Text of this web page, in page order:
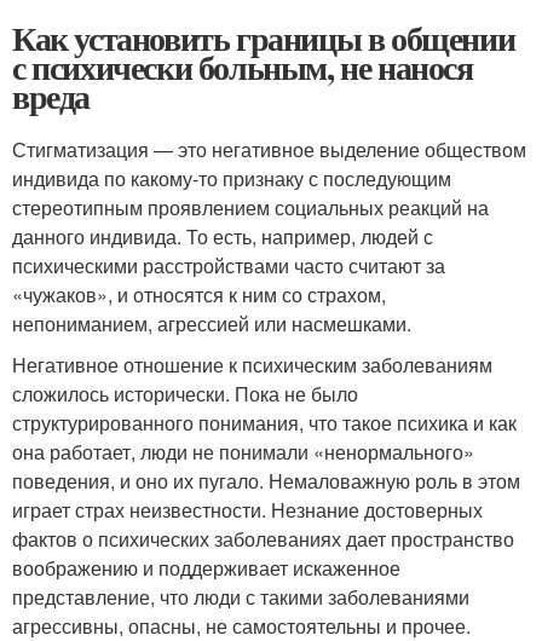
Как установить границы в общении
с психически больным, не нанося
вреда
Стигматизация — это негативное выделение обществом
индивида по какому-то признаку с последующим
стереотипным проявлением социальных реакций на
данного индивида. То есть, например, людей с
психическими расстройствами часто считают за
«чужаков», и относятся к ним со страхом,
непониманием, агрессией или насмешками.
Негативное отношение к психическим заболеваниям
сложилось исторически. Пока не было
структурированного понимания, что такое психика и как
она работает, люди не понимали «ненормального»
поведения, и оно их пугало. Немаловажную роль в этом
играет страх неизвестности. Незнание достоверных
фактов о психических заболеваниях дает пространство
воображению и поддерживает искаженное
представление, что люди с такими заболеваниями
агрессивны, опасны, не самостоятельны и прочее.